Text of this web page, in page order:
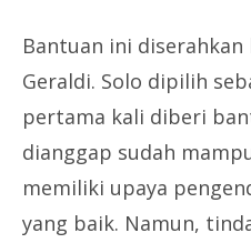
Bantuan ini
Geraldi. Solo dipilih
pertama kali diberi
dianggap sudah
memiliki upaya
yang baik. Namun,